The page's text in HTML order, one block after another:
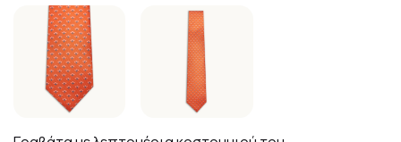
Επικοινωνία